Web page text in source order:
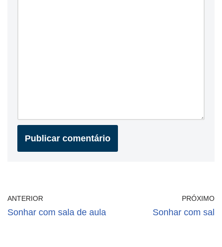
ANTERIOR
Sonhar com sala de aula
PRÓXIMO
Sonhar com sal